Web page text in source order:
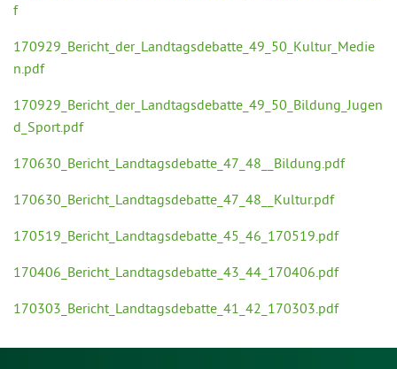
f
170929_Bericht_der_Landtagsdebatte_49_50_Kultur_Medie
n.pdf
170929_Bericht_der_Landtagsdebatte_49_50_Bildung_Jugen
d_Sport.pdf
170630_Bericht_Landtagsdebatte_47_48__Bildung.pdf
170630_Bericht_Landtagsdebatte_47_48__Kultur.pdf
170519_Bericht_Landtagsdebatte_45_46_170519.pdf
170406_Bericht_Landtagsdebatte_43_44_170406.pdf
170303_Bericht_Landtagsdebatte_41_42_170303.pdf